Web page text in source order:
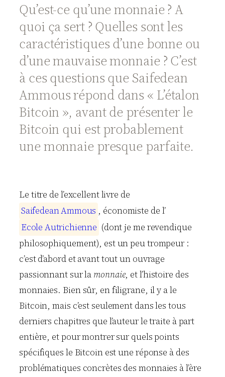
Qu’est-ce qu’une monnaie ? A
quoi ça sert ? Quelles sont les
caractéristiques d’une bonne ou
d’une mauvaise monnaie ? C’est
à ces questions que Saifedean
Ammous répond dans « L’étalon
Bitcoin », avant de présenter le
Bitcoin qui est probablement
une monnaie presque parfaite.
Le titre de l’excellent livre de
SaifedeanAmmous , économiste de l’
Ecole Autrichienne (dont je me revendique
philosophiquement), est un peu trompeur :
c’est d’abord et avant tout un ouvrage
passionnant sur la monnaie, et l’histoire des
monnaies. Bien sûr, en filigrane, il y a le
Bitcoin, mais c’est seulement dans les tous
derniers chapitres que l’auteur le traite à part
entière, et pour montrer sur quels points
spécifiques le Bitcoin est une réponse à des
problématiques concrètes des monnaies à l’ère